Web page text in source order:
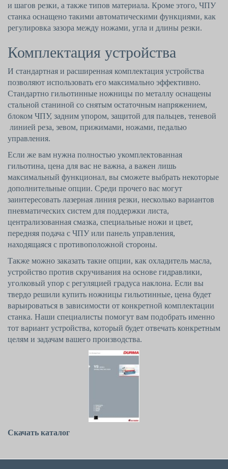
и шагов резки, а также типов материала. Кроме этого, ЧПУ
станка оснащено такими автоматическими функциями, как
регулировка зазора между ножами, угла и длины резки.
Комплектация устройства
И стандартная и расширенная комплектация устройства
позволяют использовать его максимально эффективно.
Стандартно гильотинные ножницы по металлу оснащены
стальной станиной со снятым остаточным напряжением,
блоком ЧПУ, задним упором, защитой для пальцев, теневой
линией реза, зевом, прижимами, ножами, педалью
управления.
Если же вам нужна полностью укомплектованная
гильотина, цена для вас не важна, а важен лишь
максимальный функционал, вы сможете выбрать некоторые
дополнительные опции. Среди прочего вас могут
заинтересовать лазерная линия резки, несколько вариантов
пневматических систем для поддержки листа,
централизованная смазка, специальные ножи и цвет,
передняя подача с ЧПУ или панель управления,
находящаяся с противоположной стороны.
Также можно заказать такие опции, как охладитель масла,
устройство против скручивания на основе гидравлики,
уголковый упор с регуляцией градуса наклона. Если вы
твердо решили купить ножницы гильотинные, цена будет
варьироваться в зависимости от конкретной комплектации
станка. Наши специалисты помогут вам подобрать именно
тот вариант устройства, который будет отвечать конкретным
целям и задачам вашего производства.
Скачать каталог